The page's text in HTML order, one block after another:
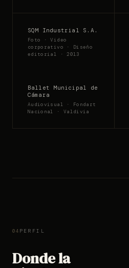
SQM Industrial S.A.
Foto · Video
corporativo · Diseño
editorial · 2013
Ballet Municipal de
Cámara
Audiovisual · Fondart
Nacional · Valdivia
04 PERFIL
Donde la